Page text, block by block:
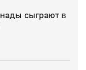
сыграют в